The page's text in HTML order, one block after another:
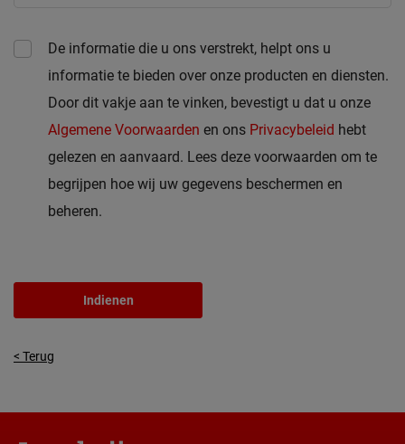
De informatie die u ons verstrekt, helpt ons u
informatie te bieden over onze producten en diensten.
Door dit vakje aan te vinken, bevestigt u dat u onze
Algemene Voorwaarden en ons Privacybeleid hebt
gelezen en aanvaard. Lees deze voorwaarden om te
begrijpen hoe wij uw gegevens beschermen en
beheren.
Indienen
< Terug